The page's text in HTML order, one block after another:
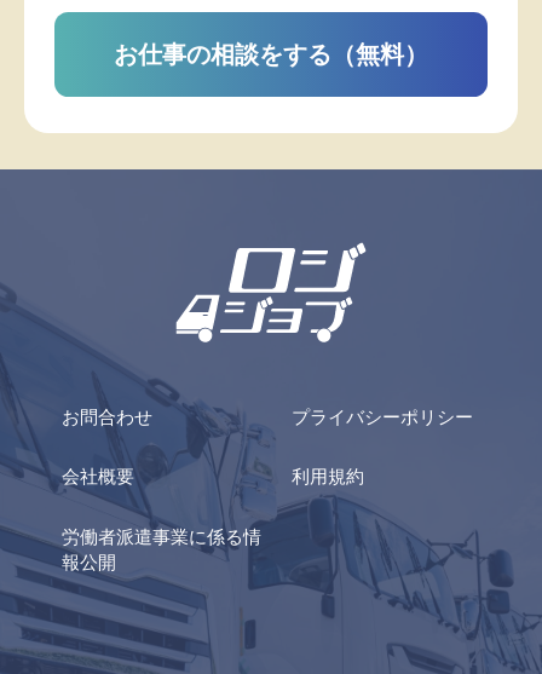
お仕事の相談をする（無料）
会社概要
プライバシーポリシー
利用規約
労働者派遣事業に係る情
報公開
お問合わせ